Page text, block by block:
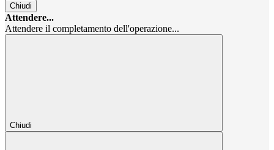
Chiudi
Attendere...
Attendere il completamento dell'operazione...
Chiudi